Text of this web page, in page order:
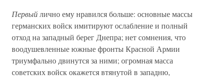
Первыйлично ему нравился больше: основные массы
германских войск имитируют ослабление и полный
отход на западный берег Днепра; нет сомнения, что
воодушевленные южные фронты Красной Армии
триумфально двинутся за ними; огромная масса
советских войск окажется втянутой в западню,